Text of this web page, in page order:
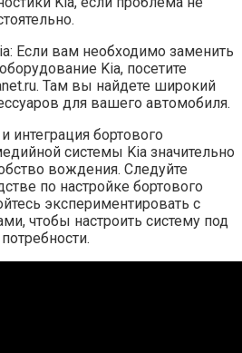
Если вам необходимо заменить
Kia, посетите
Там вы найдете широкий
для вашего автомобиля.
интеграция бортового
системы Kia значительно
вождения. Следуйте
по настройке бортового
экспериментировать с
чтобы настроить систему под